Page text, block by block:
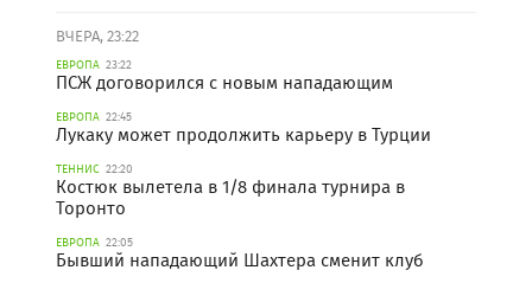
ВЧЕРА, 23:22
ЕВРОПА 23:22
ПСЖ договорился с новым нападающим
ЕВРОПА 22:45
Лукаку может продолжить карьеру в Турции
ТЕННИС 22:20
Костюк вылетела в 1/8 финала турнира в
Торонто
ЕВРОПА 22:05
Бывший нападающий Шахтера сменит клуб